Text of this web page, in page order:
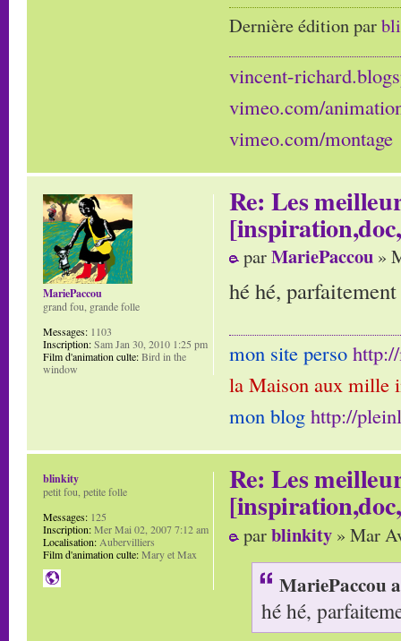
Dernière édition par
vincent-
vimeo.com/
vimeo.com/montage
Re: Les
parMariePaccou »
hé hé,
mon site perso
la Maison aux mille
mon blog http://
MariePaccou
grand fou, grande folle
Messages: 1103
Inscription:Sam Jan 30, 2010 1:25 pm
Film d'animation culte:Bird in the
window
Re: Les
parblinkity » Mar
MariePaccou
hé hé,
blinkity
petit fou, petite folle
Messages: 125
Inscription:Mer Mai 02, 2007 7:12 am
Localisation: Aubervilliers
Film d'animation culte:Mary et Max